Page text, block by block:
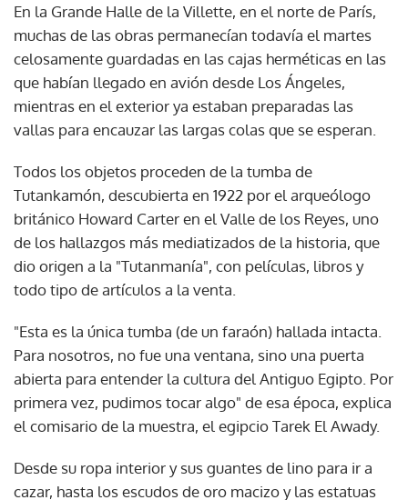
En la Grande Halle de la Villette, en el norte de París,
muchas de las obras permanecían todavía el martes
celosamente guardadas en las cajas herméticas en las
que habían llegado en avión desde Los Ángeles,
mientras en el exterior ya estaban preparadas las
vallas para encauzar las largas colas que se esperan.
Todos los objetos proceden de la tumba de
Tutankamón, descubierta en 1922 por el arqueólogo
británico Howard Carter en el Valle de los Reyes, uno
de los hallazgos más mediatizados de la historia, que
dio origen a la "Tutanmanía", con películas, libros y
todo tipo de artículos a la venta.
"Esta es la única tumba (de un faraón) hallada intacta.
Para nosotros, no fue una ventana, sino una puerta
abierta para entender la cultura del Antiguo Egipto. Por
primera vez, pudimos tocar algo" de esa época, explica
el comisario de la muestra, el egipcio Tarek El Awady.
Desde su ropa interior y sus guantes de lino para ir a
cazar, hasta los escudos de oro macizo y las estatuas